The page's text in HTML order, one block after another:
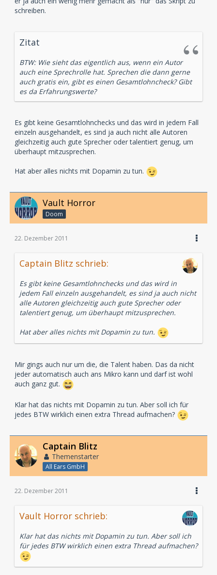
schreiben.
Zitat
BTW: Wie sieht das eigentlich aus, wenn ein Autor
auch eine Sprechrolle hat. Sprechen die dann gerne
auch gratis ein, gibt es einen Gesamtlohncheck? Gibt
es da Erfahrungswerte?
Es gibt keine Gesamtlohnchecks und das wird in jedem Fall
einzeln ausgehandelt, es sind ja auch nicht alle Autoren
gleichzeitig auch gute Sprecher oder talentiert genug, um
überhaupt mitzusprechen.
Hat aber alles nichts mit Dopamin zu tun.
Vault Horror
Doom
22. Dezember 2011
Captain Blitz schrieb:
Es gibt keine Gesamtlohnchecks und das wird in
jedem Fall einzeln ausgehandelt, es sind ja auch nicht
alle Autoren gleichzeitig auch gute Sprecher oder
talentiert genug, um überhaupt mitzusprechen.
Hat aber alles nichts mit Dopamin zu tun.
Mir gings auch nur um die, die Talent haben. Das da nicht
jeder automatisch auch ans Mikro kann und darf ist wohl
auch ganz gut.
Klar hat das nichts mit Dopamin zu tun. Aber soll ich für
jedes BTW wirklich einen extra Thread aufmachen?
Captain Blitz
Themenstarter
All Ears GmbH
22. Dezember 2011
Vault Horror schrieb:
Klar hat das nichts mit Dopamin zu tun. Aber soll ich
für jedes BTW wirklich einen extra Thread aufmachen?